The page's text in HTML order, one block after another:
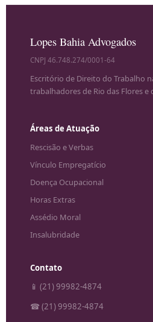
Lopes Bahia Advogados
CNPJ 46.748.274/0001-64
Escritório de Direito do Trabalho
trabalhadores de Rio das Flores e
Áreas de Atuação
Rescisão e Verbas
Vínculo Empregatício
Doença Ocupacional
Horas Extras
Assédio Moral
Insalubridade
Contato
📱 (21) 99982-4874
☎ (21) 99982-4874